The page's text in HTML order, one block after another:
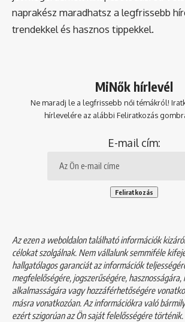
naprakész maradhatsz a legfrissebb
trendekkel és hasznos tippekkel.
MiNők hírlevél
Ne maradj le a legfrissebb női témákról!
hírlevelére az alábbi Feliratkozás
E-mail cím:
Az ezen a weboldalon található információk
célokat szolgálnak. Nem vállalunk semmiféle
hallgatólagos garanciát az információk
megfelelőségére, jogszerűségére,
alkalmasságára vagy hozzáférhetőségére
másra vonatkozóan. Az információkra való
ezért szigorúan az Ön saját felelősségére